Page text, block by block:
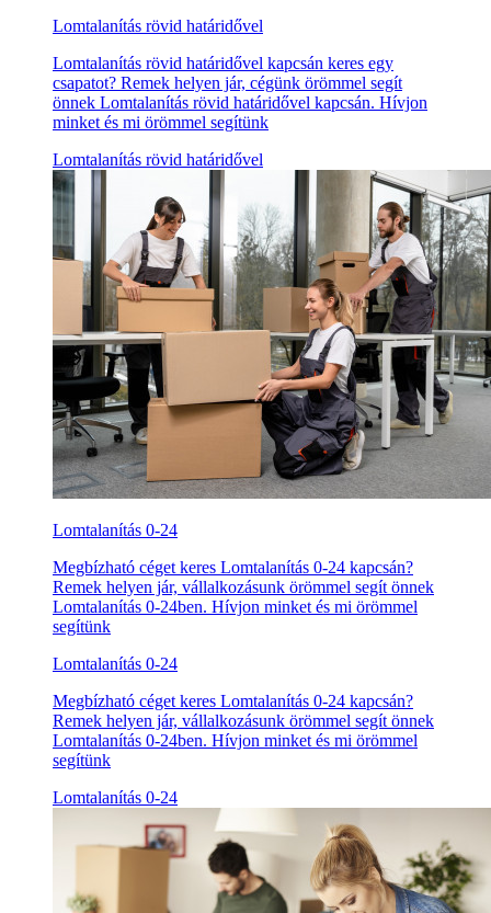
Lomtalanítás rövid határidővel
Lomtalanítás rövid határidővel kapcsán keres egy
csapatot? Remek helyen jár, cégünk örömmel segít
önnek Lomtalanítás rövid határidővel kapcsán. Hívjon
minket és mi örömmel segítünk
Lomtalanítás rövid határidővel
Lomtalanítás 0-24
Megbízható céget keres Lomtalanítás 0-24 kapcsán?
Remek helyen jár, vállalkozásunk örömmel segít önnek
Lomtalanítás 0-24ben. Hívjon minket és mi örömmel
segítünk
Lomtalanítás 0-24
Megbízható céget keres Lomtalanítás 0-24 kapcsán?
Remek helyen jár, vállalkozásunk örömmel segít önnek
Lomtalanítás 0-24ben. Hívjon minket és mi örömmel
segítünk
Lomtalanítás 0-24